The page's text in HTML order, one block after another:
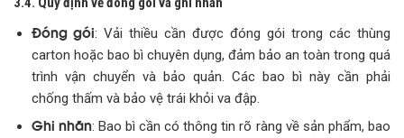
Đóng gói: Vải thiều cần được đóng gói trong các thùng
carton hoặc bao bì chuyên dụng, đảm bảo an toàn trong quá
trình vận chuyển và bảo quản. Các bao bì này cần phải
chống thấm và bảo vệ trái khỏi va đập.
Ghi nhãn: Bao bì cần có thông tin rõ ràng về sản phẩm, bao